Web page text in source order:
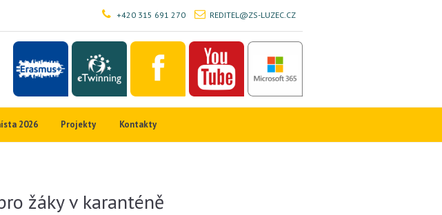
REDITEL@ZS-LUZEC.CZ
+420 315 691 270
2026 Projekty Kontakty
žáky v karanténě